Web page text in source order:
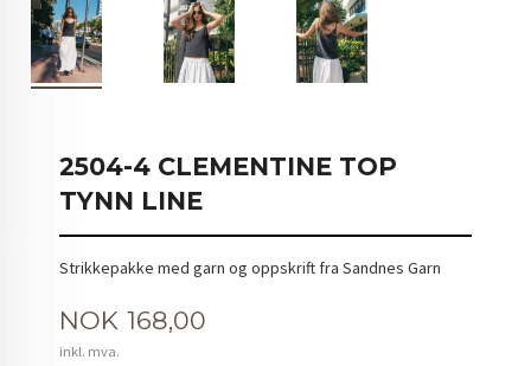
2504-4 CLEMENTINE TOP
TYNN LINE
Strikkepakke med garn og oppskrift fra Sandnes Garn
Pris
NOK 168,00
inkl. mva.